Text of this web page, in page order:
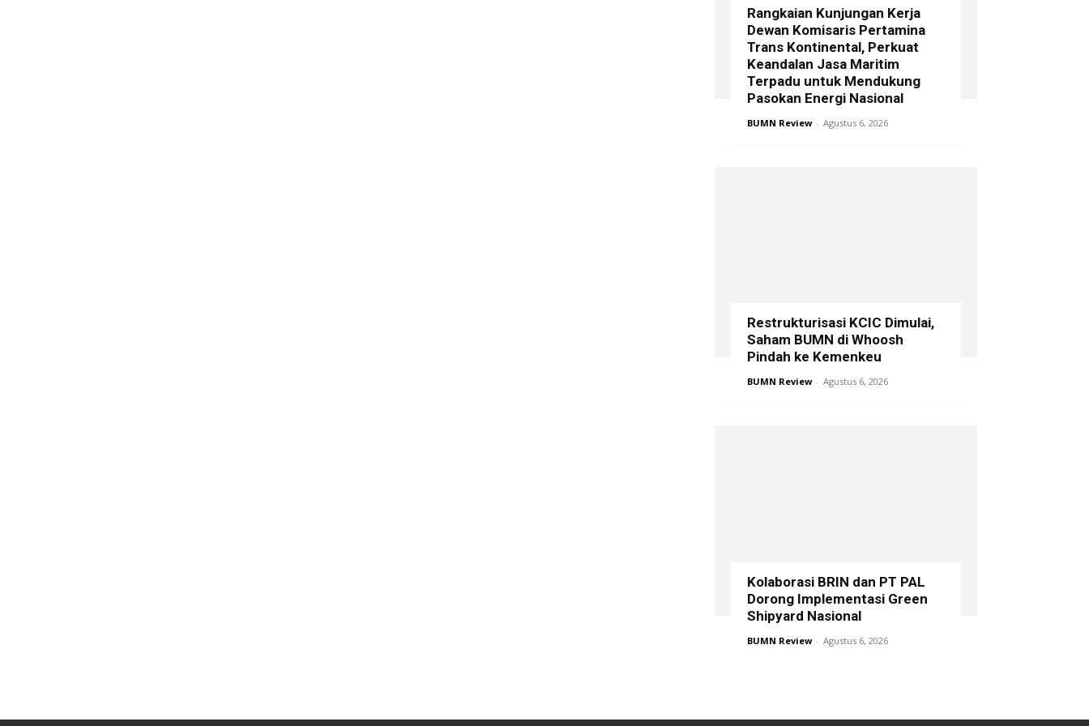
Rangkaian Kunjungan Kerja
Dewan Komisaris Pertamina
Trans Kontinental, Perkuat
Keandalan Jasa Maritim
Terpadu untuk Mendukung
Pasokan Energi Nasional
BUMN Review - Agustus 6, 2026
Restrukturisasi KCIC Dimulai,
Saham BUMN di Whoosh
Pindah ke Kemenkeu
BUMN Review - Agustus 6, 2026
Kolaborasi BRIN dan PT PAL
Dorong Implementasi Green
Shipyard Nasional
BUMN Review - Agustus 6, 2026